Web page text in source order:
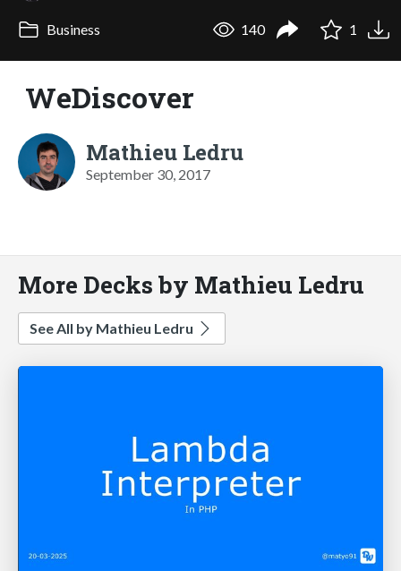
Business 140 1
WeDiscover
Mathieu Ledru
September 30, 2017
More Decks by Mathieu Ledru
See All by Mathieu Ledru